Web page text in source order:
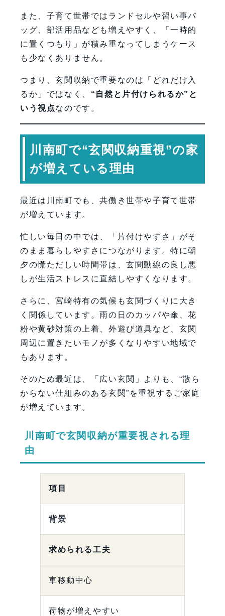
また、子育て世帯ではランドセルや習い事バ
ッグ、部活用品なども増えやすく、「一時的
に置くつもり」が積み重なってしまうケース
も少なくありません。
つまり、玄関収納で重要なのは「どれだけ入
るか」ではなく、 “自然と片付けられるか”と
いう視点なのです。
川南町で“玄関収納重視”の家
が増えている理由
最近は川南町でも、共働き世帯や子育て世帯
が増えています。
忙しい毎日の中では、「片付けやすさ」がそ
のまま暮らしやすさにつながります。特に朝
夕の慌ただしい時間帯は、玄関動線の良し悪
しが生活ストレスに直結しやすくなります。
さらに、宮崎特有の気候も玄関づくりに大き
く関係しています。雨の日のカッパや傘、花
粉や黄砂対策の上着、外遊び道具など、玄関
周辺に置きたいモノが多くなりやすい地域で
もあります。
そのため最近は、「広い玄関」よりも、“散ら
からない仕組みのある玄関”を重視するご家庭
が増えています。
川南町で玄関収納が重要視される理
由
項目
背景
求められる工夫
車移動中心
荷物が増えやすい